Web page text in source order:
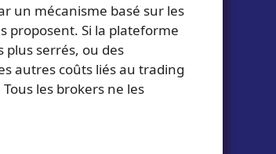
un mécanisme basé sur les
proposent. Si la plateforme
plus serrés, ou des
autres coûts liés au trading
les brokers ne les